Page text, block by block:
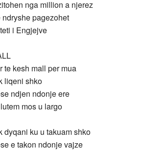
nga million a njerez
ndryshe pagezohet
i Engjejve
te kesh mall per mua
liqeni shko
ndjen ndonje ere
mos u largo
dyqani ku u takuam shko
e takon ndonje vajze